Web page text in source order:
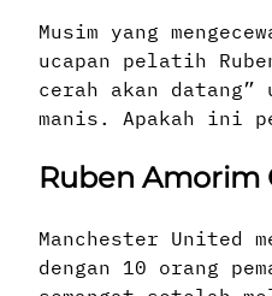
Musim yang
ucapan pelatih
cerah akan datang”
manis. Apakah ini
Ruben Amorim
Manchester United
dengan 10 orang